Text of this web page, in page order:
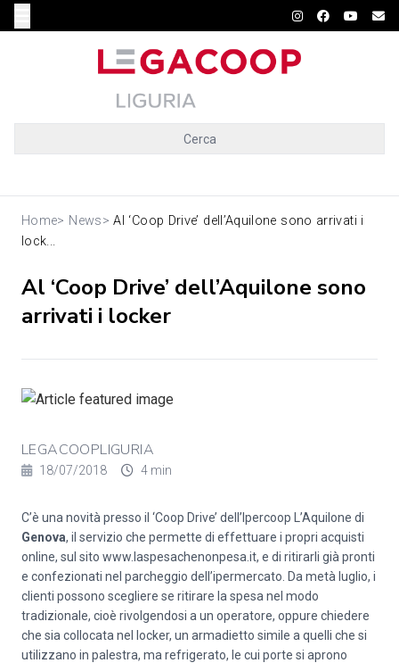
Cerca
Home> News> Al ‘Coop Drive’ dell’Aquilone sono arrivati i
lock...
Al ‘Coop Drive’ dell’Aquilone sono
arrivati i locker
LEGACOOPLIGURIA
18/07/2018 4 min
C’è una novità presso il ‘Coop Drive’ dell’Ipercoop L’Aquilone di
Genova, il servizio che permette di effettuare i propri acquisti
online, sul sito www.laspesachenonpesa.it, e di ritirarli già pronti
e confezionati nel parcheggio dell’ipermercato. Da metà luglio, i
clienti possono scegliere se ritirare la spesa nel modo
tradizionale, cioè rivolgendosi a un operatore, oppure chiedere
che sia collocata nel locker, un armadietto simile a quelli che si
utilizzano in palestra, ma refrigerato, le cui porte si aprono